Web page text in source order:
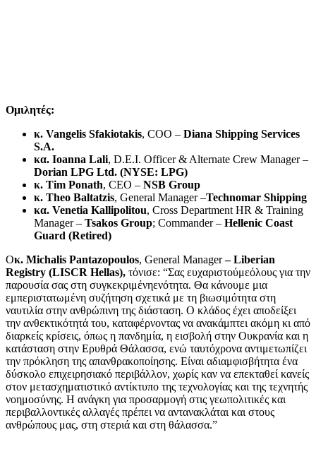
Ομιλητές:
κ. Vangelis Sfakiotakis, COO – Diana Shipping Services
S.A.
κα. Ioanna Lali, D.E.I. Officer & Alternate Crew Manager –
Dorian LPG Ltd. (NYSE: LPG)
κ. Tim Ponath, CEO – NSB Group
κ. Theo Baltatzis, General Manager –Technomar Shipping
κα. Venetia Kallipolitou, Cross Department HR & Training
Manager – Tsakos Group; Commander – Hellenic Coast
Guard (Retired)
Oκ. Michalis Pantazopoulos, General Manager– Liberian
Registry (LISCR Hellas), τόνισε: “Σας ευχαριστούμεόλους για την
παρουσία σας στη συγκεκριμένηενότητα. Θα κάνουμε μια
εμπεριστατωμένη συζήτηση σχετικά με τη βιωσιμότητα στη
ναυτιλία στην ανθρώπινη της διάσταση. Ο κλάδος έχει αποδείξει
την ανθεκτικότητά του, καταφέρνοντας να ανακάμπτει ακόμη κι από
διαρκείς κρίσεις, όπως η πανδημία, η εισβολή στην Ουκρανία και η
κατάσταση στην Ερυθρά Θάλασσα, ενώ ταυτόχρονα αντιμετωπίζει
την πρόκληση της απανθρακοποίησης. Είναι αδιαμφισβήτητα ένα
δύσκολο επιχειρησιακό περιβάλλον, χωρίς καν να επεκταθεί κανείς
στον μετασχηματιστικό αντίκτυπο της τεχνολογίας και της τεχνητής
νοημοσύνης. Η ανάγκη για προσαρμογή στις γεωπολιτικές και
περιβαλλοντικές αλλαγές πρέπει να αντανακλάται και στους
ανθρώπους μας, στη στεριά και στη θάλασσα.”